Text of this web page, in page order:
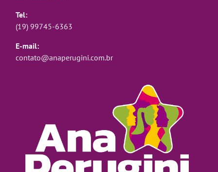
Tel:
(19) 99745-6363
E-mail:
contato@anaperugini.com.br